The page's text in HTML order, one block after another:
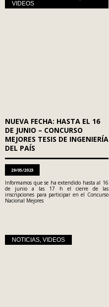
VIDEOS
NUEVA FECHA: HASTA EL 16
DE JUNIO – CONCURSO
MEJORES TESIS DE INGENIERÍA
DEL PAÍS
29/05/2023
Informamos que se ha extendido hasta al 16
de junio a las 17 h el cierre de las
inscripciones para participar en el Concurso
Nacional Mejores
NOTICIAS VIDEOS